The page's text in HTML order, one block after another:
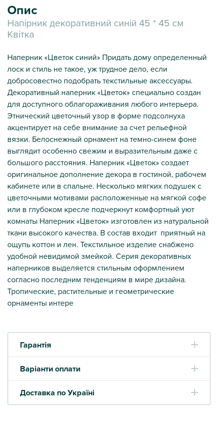
Опис
Напірник декоративний синій 45 * 45 см
Квітка
Наперник «Цветок синий» Придать дому определенный
лоск и стиль не такое, уж трудное дело, если
добросовестно подобрать текстильные аксессуары.
Декоративный наперник «Цветок» специально создан
для доступного облагораживания любого интерьера.
Этнический цветочный узор в форме подсолнуха
акцентирует на себе внимание за счет рельефной
вязки. Белоснежный орнамент на темно-синем фоне
выглядит особенно свежим и выразительным даже с
большого расстояния. Наперник «Цветок» создает
оригинальное дополнение декора в гостиной, рабочем
кабинете или в спальне. Несколько мягких подушек с
цветочными мотивами расположенные на мягкой софе
или в глубоком кресле подчеркнут комфортный уют
комнаты Наперник «Цветок» изготовлен из натуральной
ткани высокого качества. В состав входит приятный на
ощупь коттон и лен. Текстильное изделие снабжено
удобной невидимой змейкой. Серия декоративных
наперников выделяется стильным оформлением
согласно последним тенденциям в мире дизайна.
Тропические, растительные и геометрические
орнаменты интере
Гарантія
Варіанти оплати
Доставка по Україні